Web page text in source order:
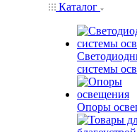
Каталог
системы
Опоры